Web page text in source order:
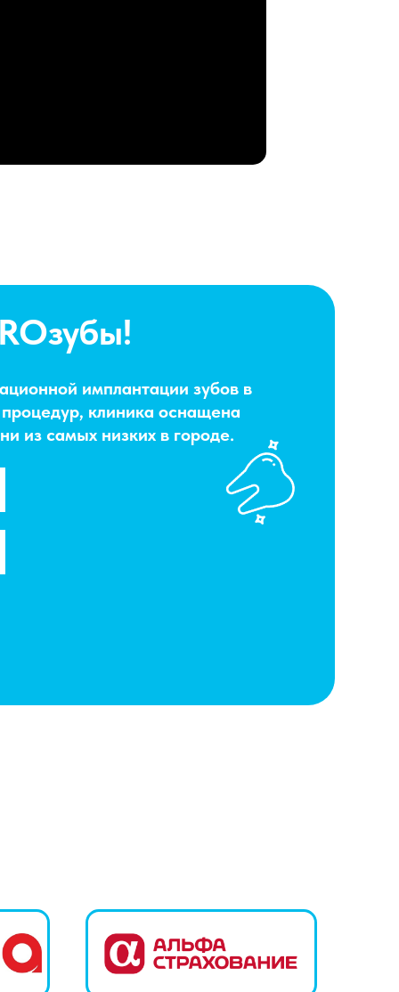
имплантации зубов в
клиника оснащена
из самых низких в городе.